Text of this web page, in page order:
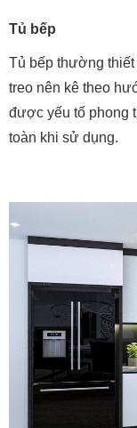
Tủ bếp
Tủ bếp thường thiết
treo nên kê theo
được yếu tố phong
toàn khi sử dụng.